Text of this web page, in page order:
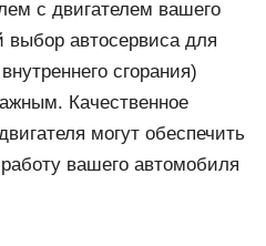
с двигателем вашего
автосервиса для
сгорания)
Качественное
могут обеспечить
вашего автомобиля